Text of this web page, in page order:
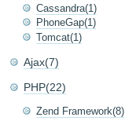
Cassandra(1)
PhoneGap(1)
Tomcat(1)
Ajax(7)
PHP(22)
Zend Framework(8)